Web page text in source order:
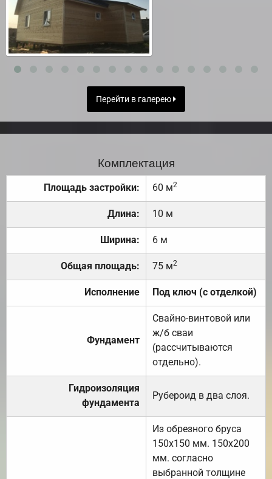
Перейти в галерею
Комплектация
Площадь застройки: 60 м2
Длина: 10 м
Ширина: 6 м
Общая площадь: 75 м2
Исполнение Под ключ (с отделкой)
Фундамент
Свайно-винтовой или
ж/б сваи
(рассчитываются
отдельно).
Гидроизоляция
фундамента
Рубероид в два слоя.
Из обрезного бруса
150х150 мм. 150х200
мм. согласно
выбранной толщине